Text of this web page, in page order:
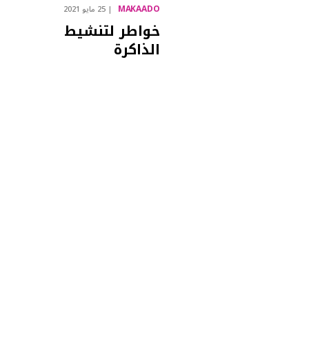
MAKAADO 25 مايو 2021
خواطر لتنشيط
الذاكرة